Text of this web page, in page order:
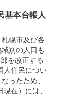
基本台帳人
幌市及び各
別の人口も
を改正する
人住民につい
ったため、
在）には、